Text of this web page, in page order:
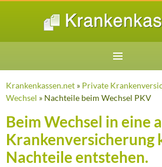
SPRINGEN
Krankenkassen.net » Private
Wechsel » Nachteile beim Wechsel PKV
Beim Wechsel in eine
Krankenversicherung
Nachteile entstehen.